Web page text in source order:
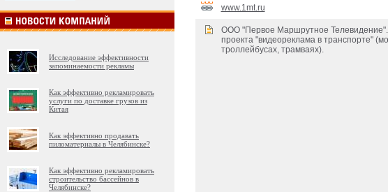
Исследование эффективности
запоминаемости рекламы
Как эффективно рекламировать
услуги по доставке грузов из
Китая
Как эффективно продавать
пиломатериалы в Челябинске?
Как эффективно рекламировать
строительство бассейнов в
Челябинске?
www.1mt.ru
ООО "Первое Маршрутное Телевидение".
проекта "видеореклама в транспорте"
троллейбусах, трамваях).